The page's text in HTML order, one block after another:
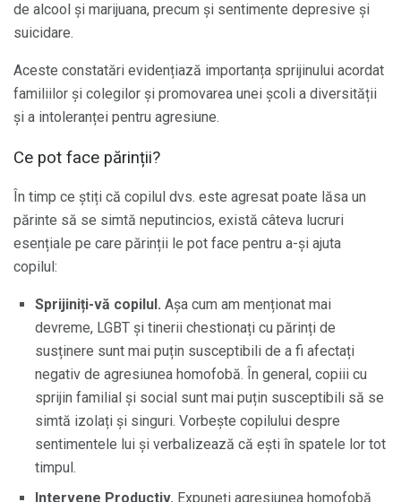
de alcool și marijuana, precum și sentimente depresive și
suicidare.
Aceste constatări evidențiază importanța sprijinului acordat
familiilor și colegilor și promovarea unei școli a diversității
și a intoleranței pentru agresiune.
Ce pot face părinții?
În timp ce știți că copilul dvs. este agresat poate lăsa un
părinte să se simtă neputincios, există câteva lucruri
esențiale pe care părinții le pot face pentru a-și ajuta
copilul:
Sprijiniți-vă copilul. Așa cum am menționat mai
devreme, LGBT și tinerii chestionați cu părinți de
susținere sunt mai puțin susceptibili de a fi afectați
negativ de agresiunea homofobă. În general, copiii cu
sprijin familial și social sunt mai puțin susceptibili să se
simtă izolați și singuri. Vorbește copilului despre
sentimentele lui și verbalizează că ești în spatele lor tot
timpul.
Intervene Productiv. Expuneți agresiunea homofobă